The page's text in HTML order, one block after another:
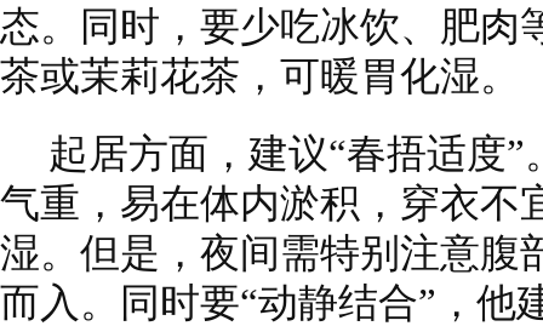
态。同时，要少吃冰饮、肥肉
茶或茉莉花茶，可暖胃化湿。
起居方面，建议“春捂适度
气重，易在体内淤积，穿衣不
湿。但是，夜间需特别注意腹
而入。同时要“动静结合”，他